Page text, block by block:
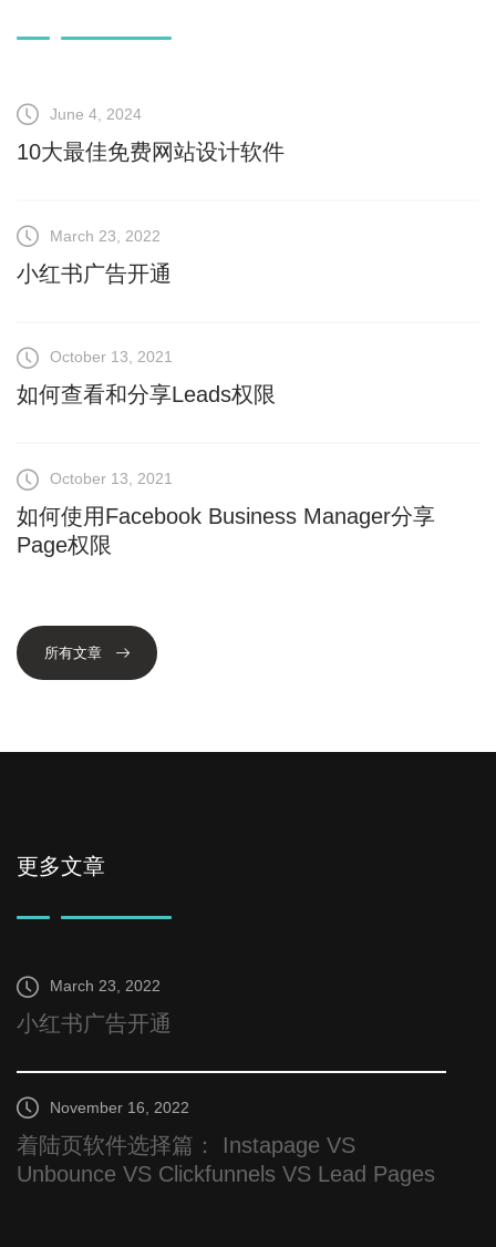
June 4, 2024
10大最佳免费网站设计软件
March 23, 2022
小红书广告开通
October 13, 2021
如何查看和分享Leads权限
October 13, 2021
如何使用Facebook Business Manager分享
Page权限
所有文章
更多文章
March 23, 2022
小红书广告开通
November 16, 2022
着陆页软件选择篇： Instapage VS
Unbounce VS Clickfunnels VS Lead Pages